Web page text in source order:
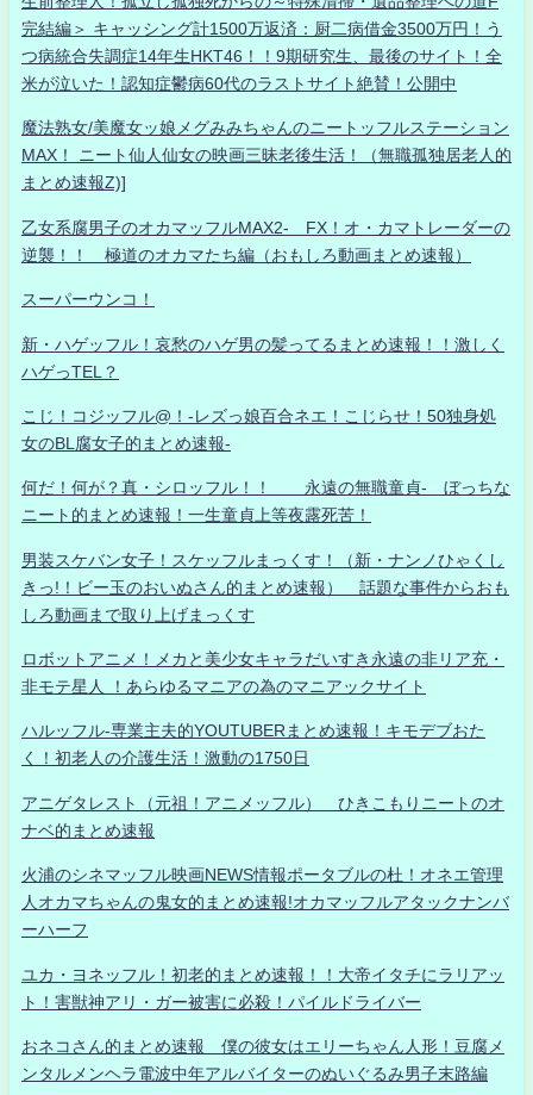
完結編＞ キャッシング計1500万返済：厨二病借金3500万円！う
つ病統合失調症14年生HKT46！！9期研究生、最後のサイト！全
米が泣いた！認知症鬱病60代のラストサイト絶賛！公開中
魔法熟女/美魔女ッ娘メグみみちゃんのニートッフルステーション
MAX！ ニート仙人仙女の映画三昧老後生活！（無職孤独居老人的
まとめ速報Z)]
乙女系腐男子のオカマッフルMAX2- FX！オ・カマトレーダーの
逆襲！！ 極道のオカマたち編（おもしろ動画まとめ速報）
スーパーウンコ！
新・ハゲッフル！哀愁のハゲ男の髪ってるまとめ速報！！激しく
ハゲっTEL？
こじ！コジッフル@！-レズっ娘百合ネエ！こじらせ！50独身処
女のBL腐女子的まとめ速報-
何だ！何が？真・シロッフル！！ 永遠の無職童貞- ぼっちな
ニート的まとめ速報！一生童貞上等夜露死苦！
男装スケバン女子！スケッフルまっくす！（新・ナンノひゃくし
きっ!！ビー玉のおいぬさん的まとめ速報） 話題な事件からおも
しろ動画まで取り上げまっくす
ロボットアニメ！メカと美少女キャラだいすき永遠の非リア充・
非モテ星人 ！あらゆるマニアの為のマニアックサイト
ハルッフル-専業主夫的YOUTUBERまとめ速報！キモデブおた
く！初老人の介護生活！激動の1750日
アニゲタレスト（元祖！アニメッフル） ひきこもりニートのオ
ナベ的まとめ速報
火浦のシネマッフル映画NEWS情報ポータブルの杜！オネエ管理
人オカマちゃんの鬼女的まとめ速報!オカマッフルアタックナンバ
ーハーフ
ユカ・ヨネッフル！初老的まとめ速報！！大帝イタチにラリアッ
ト！害獣神アリ・ガー被害に必殺！パイルドライバー
おネコさん的まとめ速報 僕の彼女はエリーちゃん人形！豆腐メ
ンタルメンヘラ電波中年アルバイターのぬいぐるみ男子末路編